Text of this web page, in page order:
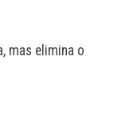
mas elimina o